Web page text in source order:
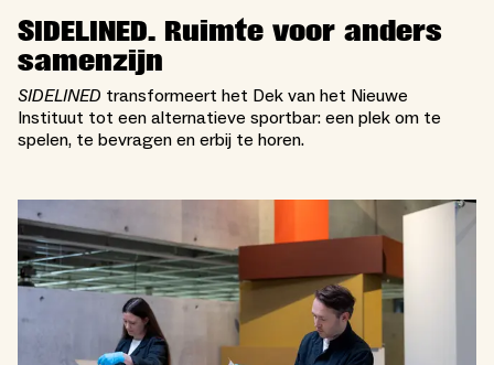
SIDELINED. Ruimte voor anders
samenzijn
SIDELINED transformeert het Dek van het Nieuwe
Instituut tot een alternatieve sportbar: een plek om te
spelen, te bevragen en erbij te horen.